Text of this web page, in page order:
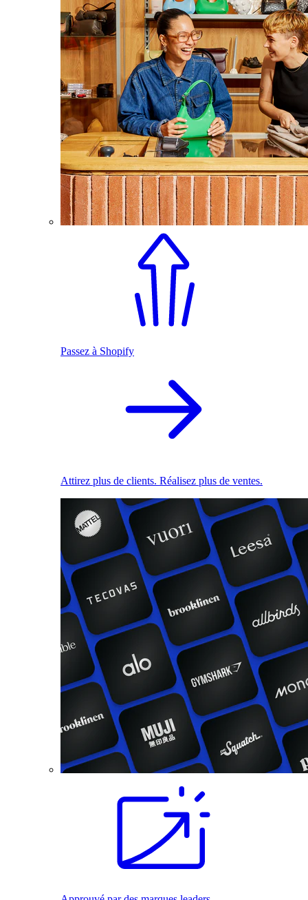
Passez à Shopify
Attirez plus de clients. Réalisez plus de ventes.